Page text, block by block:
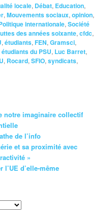
locale, Débat, Education,
,Mouvements sociaux,opinion,
internationale,Société
des années soixante,cfdc,
,étudiants,FEN,Gramsci,
du PSU, Luc Barret,
, Rocard,SFIO,syndicats,
notre imaginaire collectif
de l’info
et sa proximité avec
»
d’elle-même